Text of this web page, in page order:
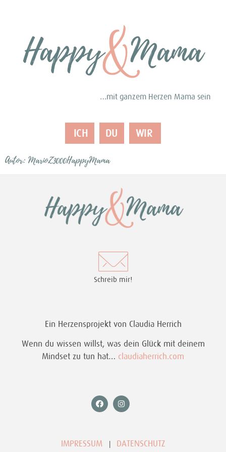
…mit ganzem Herzen Mama sein
ICH DU WIR
Autor: MarioZ3000HappyMama
Schreib mir!
Ein Herzensprojekt von Claudia Herrich
Wenn du wissen willst, was dein Glück mit deinem
Mindset zu tun hat… claudiaherrich.com
IMPRESSUM | DATENSCHUTZ